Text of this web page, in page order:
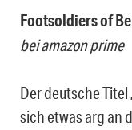
Footsoldiers of
bei amazon prime
Der deutsche Titel
sich etwas arg an